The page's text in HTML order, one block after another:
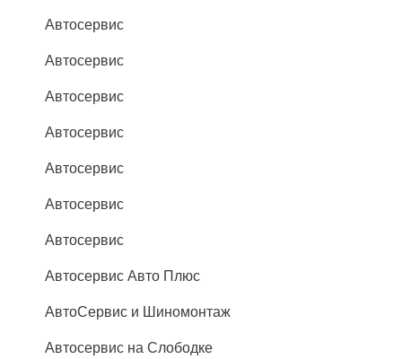
Автосервис
Автосервис
Автосервис
Автосервис
Автосервис
Автосервис
Автосервис
Автосервис Авто Плюс
АвтоСервис и Шиномонтаж
Автосервис на Слободке